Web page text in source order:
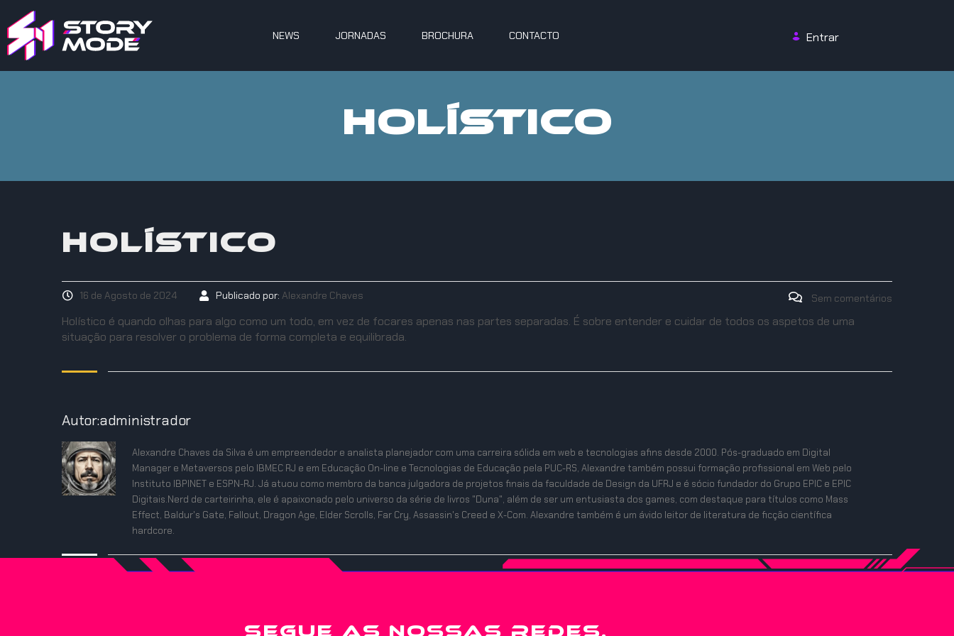
NEWS JORNADAS BROCHURA CONTACTO Entrar
HOLÍSTICO
HOLÍSTICO
16 de Agosto de 2024 Publicado por: Alexandre Chaves Sem comentários
Holístico é quando olhas para algo como um todo, em vez de focares apenas nas partes separadas. É sobre entender e cuidar de todos os aspetos de uma
situação para resolver o problema de forma completa e equilibrada.
Autor:administrador
Alexandre Chaves da Silva é um empreendedor e analista planejador com uma carreira sólida em web e tecnologias afins desde 2000. Pós-graduado em Digital
Manager e Metaversos pelo IBMEC RJ e em Educação On-line e Tecnologias de Educação pela PUC-RS, Alexandre também possui formação profissional em Web pelo
Instituto IBPINET e ESPN-RJ. Já atuou como membro da banca julgadora de projetos finais da faculdade de Design da UFRJ e é sócio fundador do Grupo EPIC e EPIC
Digitais.Nerd de carteirinha, ele é apaixonado pelo universo da série de livros "Duna", além de ser um entusiasta dos games, com destaque para títulos como Mass
Effect, Baldur's Gate, Fallout, Dragon Age, Elder Scrolls, Far Cry, Assassin's Creed e X-Com. Alexandre também é um ávido leitor de literatura de ficção científica
hardcore.
SEGUE AS NOSSAS REDES.